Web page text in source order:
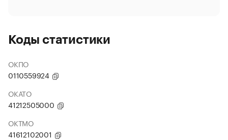
Коды статистики
ОКПО
0110559924
ОКАТО
41212505000
ОКТМО
41612102001